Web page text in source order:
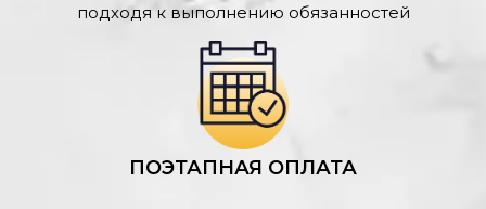
подходя к выполнению обязанностей
ПОЭТАПНАЯ ОПЛАТА